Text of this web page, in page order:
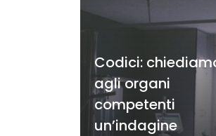
Codici:
agli organi
competenti
un’indagine